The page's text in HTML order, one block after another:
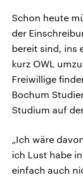
Schon heute
der
bereit sind, ins
kurz OWL
Freiwillige
Bochum
Studium auf
„Ich wäre
ich Lust habe
einfach auch